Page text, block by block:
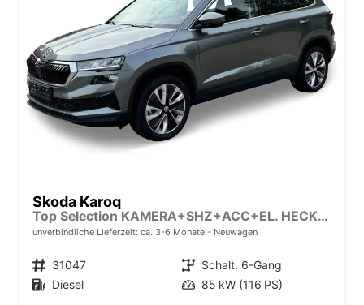
Skoda Karoq
Top Selection KAMERA+SHZ+ACC+EL. HECKKL.+17" ALU+KESSY
unverbindliche Lieferzeit: ca. 3-6 Monate Neuwagen
Fahrzeugnr. 31047 Getriebe Schalt. 6-Gang
Kraftstoff Diesel Leistung 85 kW (116 PS)